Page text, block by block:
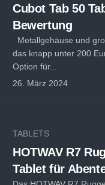
Cubot Tab 50
Bewertung
Metallgehäuse und
das knapp unter 200
Option für...
26. März 2024
TABLETS
HOTWAV R7
Tablet für